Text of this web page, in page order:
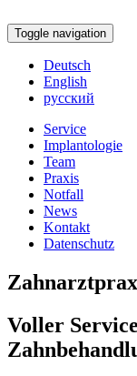
Toggle navigation
Deutsch
English
русский
Service
Implantologie
Team
Praxis
Notfall
News
Kontakt
Datenschutz
Voller